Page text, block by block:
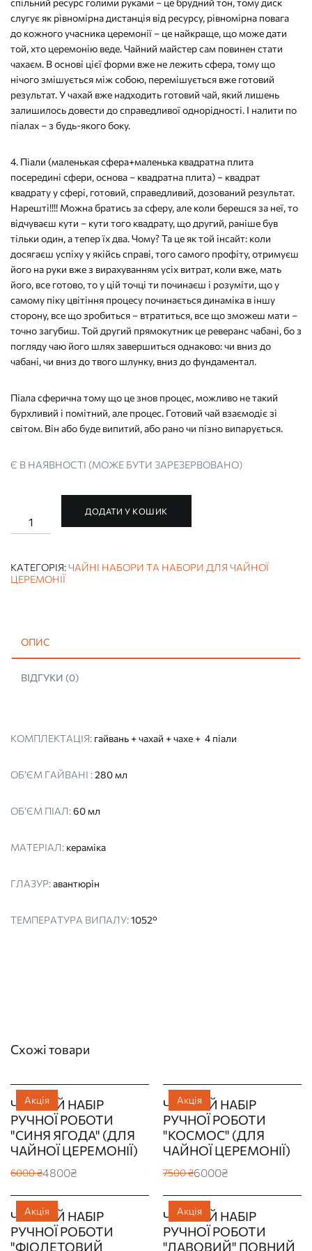
спільний ресурс голими руками – це брудний тон, тому диск
слугує як рівномірна дистанція від ресурсу, рівномірна повага
до кожного учасника церемонії – це найкраще, що може дати
той, хто церемонію веде. Чайний майстер сам повинен стати
чахаєм. В основі цієї форми вже не лежить сфера, тому що
нічого змішується між собою, перемішується вже готовий
результат. У чахай вже надходить готовий чай, який лишень
залишилось довести до справедливої однорідності. І налити по
піалах – з будь-якого боку.
4. Піали (маленькая сфера+маленька квадратна плита
посередині сфери, основа – квадратна плита) – квадрат
квадрату у сфері, готовий, справедливий, дозований результат.
Нарешті!!!! Можна братись за сферу, але коли берешся за неї, то
відчуваєш кути – кути того квадрату, що другий, раніше був
тільки один, а тепер їх два. Чому? Та це як той інсайт: коли
досягаєш успіху у якійсь справі, того самого профіту, отримуєш
його на руки вже з вирахуванням усіх витрат, коли вже, мать
його, все готово, то у цій точці ти починаєш і розуміти, що у
самому піку цвітіння процесу починається динаміка в іншу
сторону, все що зробиться – втратиться, все що зможеш мати –
точно загубиш. Той другий прямокутник це реверанс чабані, бо з
погляду чаю його шлях завершиться однаково: чи вниз до
чабані, чи вниз до твого шлунку, вниз до фундаментал.
Піала сферична тому що це знов процес, можливо не такий
бурхливий і помітний, але процес. Готовий чай взаємодіє зі
світом. Він або буде випитий, або рано чи пізно випарується.
Є В НАЯВНОСТІ (МОЖЕ БУТИ ЗАРЕЗЕРВОВАНО)
ЧАЙНИЙ
НАБІР
"ОБ'ЄКТ
"Т"
(ДЛЯ
ДОДАТИ У КОШИК
КАТЕГОРІЯ:ЧАЙНІ НАБОРИ ТА НАБОРИ ДЛЯ ЧАЙНОЇ
ЦЕРЕМОНІЇ
ОПИС
ВІДГУКИ (0)
КОМПЛЕКТАЦІЯ: гайвань + чахай + чахе + 4 піали
ОБ’ЄМ ГАЙВАНІ :280 мл
ОБ’ЄМ ПІАЛ:60 мл
МАТЕРІАЛ: кераміка
ГЛАЗУР:авантюрін
ТЕМПЕРАТУРА ВИПАЛУ:1052°
Схожі товари
Акція
ЧАЙНИЙ НАБІР
РУЧНОЇ РОБОТИ
"СИНЯ ЯГОДА" (ДЛЯ
ЧАЙНОЇ ЦЕРЕМОНІЇ)
6000 ₴4800₴
Акція
ЧАЙНИЙ НАБІР
РУЧНОЇ РОБОТИ
"КОСМОС" (ДЛЯ
ЧАЙНОЇ ЦЕРЕМОНІЇ)
7500 ₴6000₴
Акція
ЧАЙНИЙ НАБІР
РУЧНОЇ РОБОТИ
"ФІОЛЕТОВИЙ
Акція
ЧАЙНИЙ НАБІР
РУЧНОЇ РОБОТИ
"ЛАВОВИЙ" ПОВНИЙ